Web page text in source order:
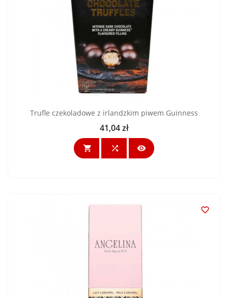
Trufle czekoladowe z irlandzkim piwem Guinness
Cena
41,04 zł
  
